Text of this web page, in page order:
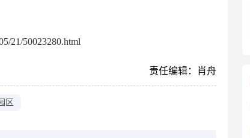
21/50023280.html
责任编辑：肖舟
区